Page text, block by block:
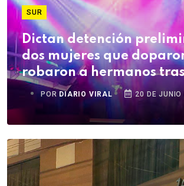
SUR
Dictan detención
dos mujeres que
robaron a hermanos
discoteca
POR DIARIO VIRAL 20 DE JUNIO